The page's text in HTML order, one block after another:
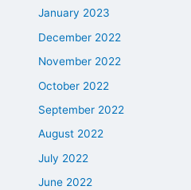
January 2023
December 2022
November 2022
October 2022
September 2022
August 2022
July 2022
June 2022